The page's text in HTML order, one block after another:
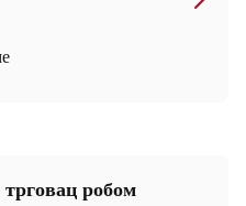
робом